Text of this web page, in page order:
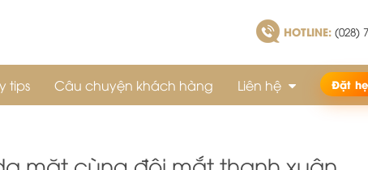
HOTLINE: (028)
tips Câu chuyện khách hàng Liên hệ Đặt